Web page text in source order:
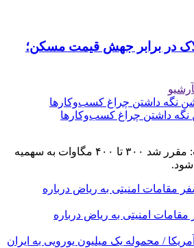
در برابر جهش قیمت مسکن؛
آرشیو
معاون وزیر صمت، گفت: مقرر شد ۳۰۰ تا ۴۰۰ مگاوات به سهمیه
امنیتی به ریاض درباره